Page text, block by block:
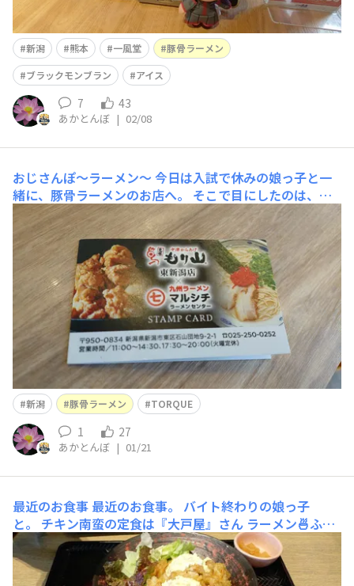
新潟 熊本 一風堂
豚骨ラーメン
ブラックモンブラン
アイス
7 43
あかとんぼ | 02/08
おじさんぽ〜ラーメン〜 今日は入試で休みの娘っ子と一
緒に、豚骨ラーメンのお店へ。 そこで目にしたのは、ス
マホでTORQUEをお使いの他のお客様。 お仲間さんがい
て超嬉しい☺ 因みに赤いTORQUEでした。 このTORQUE
のサイト利用されている方なのかなぁ〜 そしてラーメン
新潟 豚骨ラーメン TORQUE
1 27
あかとんぼ | 01/21
最近のお食事 最近のお食事。 バイト終わりの娘っ子
と。 チキン南蛮の定食は『大戸屋』さん ラーメン🍜ふた
つは『マルシチラーメンセンター』の豚骨ラーメ
ン。 娘 → マー油の入った黒とんこつ 俺 → カレー
の入った黄とんこつ カレーの入ったとんこつラーメン、